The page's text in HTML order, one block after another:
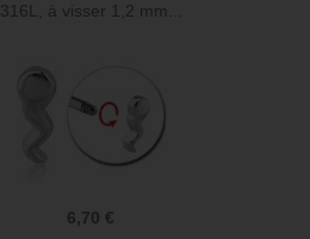
316L, à visser 1,2 mm...
6,70 €